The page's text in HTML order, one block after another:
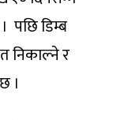
पछि डिम्ब
निकाल्ने र
।